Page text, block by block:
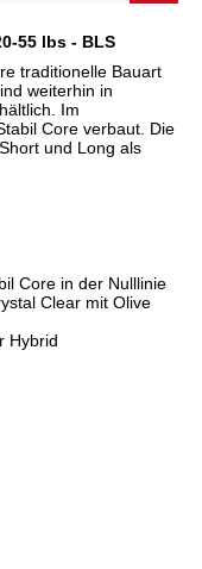
55 lbs - BLS
traditionelle Bauart
weiterhin in
Im
Core verbaut. Die
und Long als
Core in der Nulllinie
Clear mit Olive
Hybrid